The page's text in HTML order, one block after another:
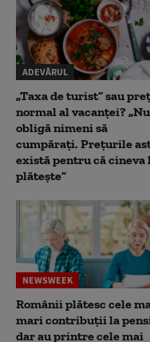
ADEVĂRUL
„Taxa de turist” sau
normal al vacanței?
obligă nimeni să
cumpărați. Prețurile
există pentru că cineva
plătește”
NEWSWEEK
Românii plătesc cele
mari contribuții la
dar au printre cele mai